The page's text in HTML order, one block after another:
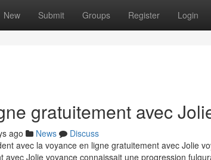
New Submit Groups Register Login
gratuitement avec
ago News
Discuss
avec la voyance en ligne gratuitement avec Jolie
avec Jolie voyance connaissait une progression